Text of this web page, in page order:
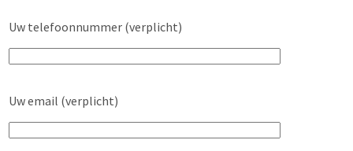
Uw telefoonnummer (verplicht)
Uw email (verplicht)